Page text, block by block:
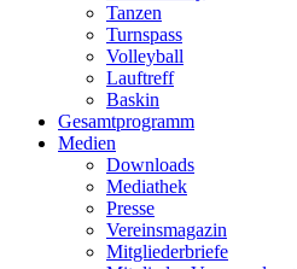
Tanzen
Turnspass
Volleyball
Lauftreff
Baskin
Gesamtprogramm
Medien
Downloads
Mediathek
Presse
Vereinsmagazin
Mitgliederbriefe